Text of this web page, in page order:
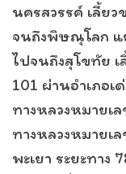
นครสวรรค์ เลี้ยว
จนถึงพิษณุโลก แ
ไปจนถึงสุโขทัย เ
101 ผ่านอำเภอเ
ทางหลวงหมายเล
ทางหลวงหมายเล
พะเยา ระยะทาง